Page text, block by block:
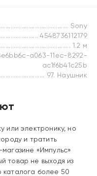
Sony
4548736112179
1.2 м
a063-11ec-8292-
ac1f6b41c25b
97. Наушник
или электронику, но
и тратить
«Импульс»
товар не выходя из
более 50